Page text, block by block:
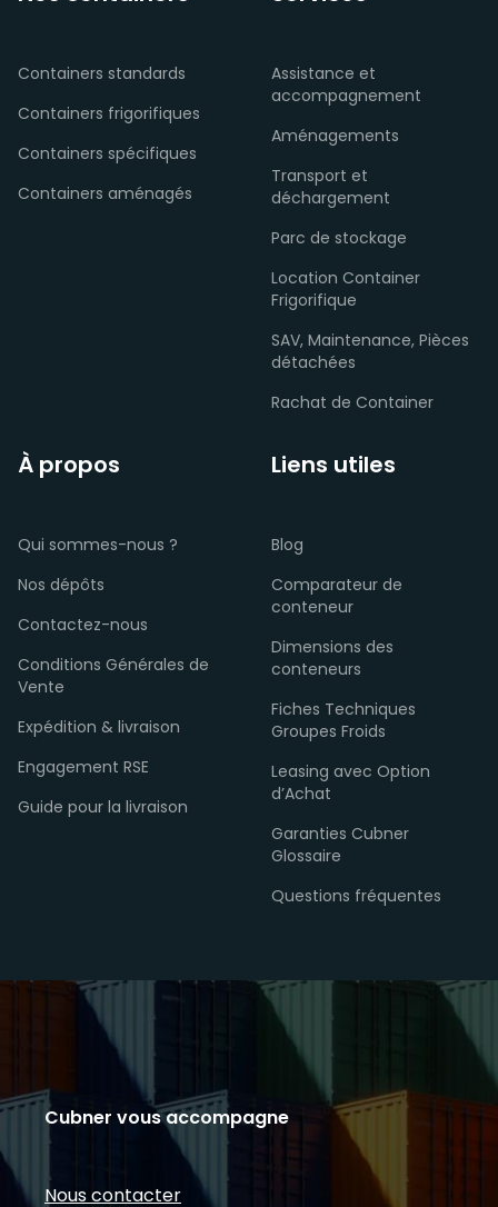
Cubner vous accompagne
Nous contacter
Containers standards
Containers frigorifiques
Containers spécifiques
Containers aménagés
Assistance et
accompagnement
Aménagements
Transport et
déchargement
Parc de stockage
Location Container
Frigorifique
SAV, Maintenance, Pièces
détachées
Rachat de Container
À propos
Qui sommes-nous ?
Nos dépôts
Contactez-nous
Conditions Générales de
Vente
Expédition & livraison
Engagement RSE
Guide pour la livraison
Liens utiles
Blog
Comparateur de
conteneur
Dimensions des
conteneurs
Fiches Techniques
Groupes Froids
Leasing avec Option
d’Achat
Garanties Cubner
Glossaire
Questions fréquentes